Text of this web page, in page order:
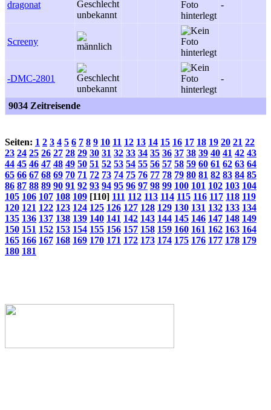
dragonat -
Screeny
-DMC-2801 -
9034 Zeitreisende
Seiten: 1 2 3 4 5 6 7 8 9 10 11 12 13 14 15 16 17 18 19 20 21 22
23 24 25 26 27 28 29 30 31 32 33 34 35 36 37 38 39 40 41 42 43
44 45 46 47 48 49 50 51 52 53 54 55 56 57 58 59 60 61 62 63 64
65 66 67 68 69 70 71 72 73 74 75 76 77 78 79 80 81 82 83 84 85
86 87 88 89 90 91 92 93 94 95 96 97 98 99 100 101 102 103 104
105 106 107 108 109 [110] 111 112 113 114 115 116 117 118 119
120 121 122 123 124 125 126 127 128 129 130 131 132 133 134
135 136 137 138 139 140 141 142 143 144 145 146 147 148 149
150 151 152 153 154 155 156 157 158 159 160 161 162 163 164
165 166 167 168 169 170 171 172 173 174 175 176 177 178 179
180 181